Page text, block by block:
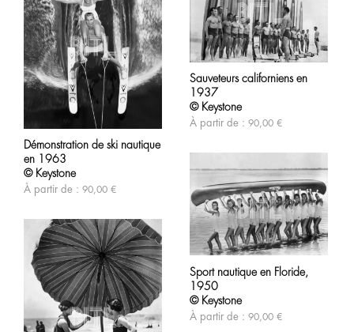
Ce
a
plusieurs
variations.
Les
options
choisies
sur
la
page
produit
Démonstration de ski nautique
en 1963
© Keystone
À partir de : 90,00 €
Ce
a
plusieurs
variations.
Les
options
choisies
la
page
du
produit
Sauveteurs californiens en
1937
© Keystone
À partir de : 90,00 €
a
plusieurs
variations.
Les
options
Sport nautique en Floride,
1950
© Keystone
À partir de : 90,00 €